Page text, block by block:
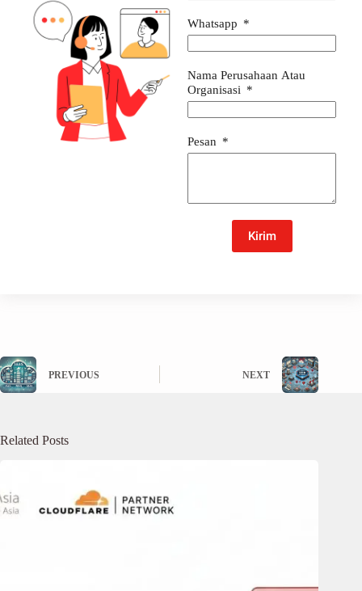
Whatsapp
Nama Perusahaan Atau
Organisasi
Pesan
Kirim
PREVIOUS NEXT
Related Posts